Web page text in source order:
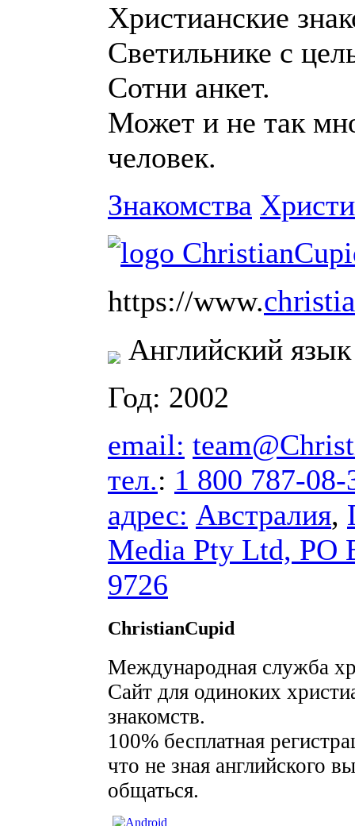
Христианские
Светильнике с
Сотни анкет.
Может и не так
человек.
Знакомства
https://www.
Английский язык
Год: 2002
email:
тел.: 1 800 787-08-
адрес: Австралия,
Media Pty Ltd, PO
9726
ChristianCupid
Международная служба
Сайт для одиноких
знакомств.
100% бесплатная
что не зная английского
общаться.